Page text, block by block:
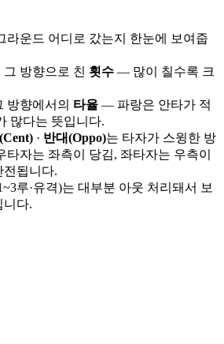
라운드 어디로 갔는지 한눈에 보여줍
그 방향으로 친 횟수 — 많이 칠수록 크
방향에서의 타율 — 파랑은 안타가 적
많다는 뜻입니다.
· 반대(Oppo)는 타자가 스윙한 방
타자는 좌측이 당김, 좌타자는 우측이
전됩니다.
루·유격)는 대부분 아웃 처리돼서 보
니다.